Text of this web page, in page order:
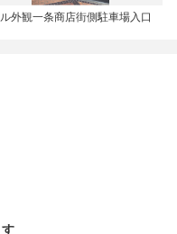
外観一条商店街側駐車場入口